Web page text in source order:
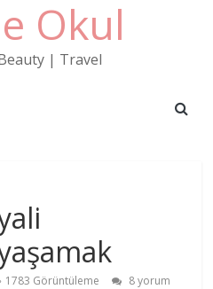
Okul
| Travel
1783 Görüntüleme
8 yorum